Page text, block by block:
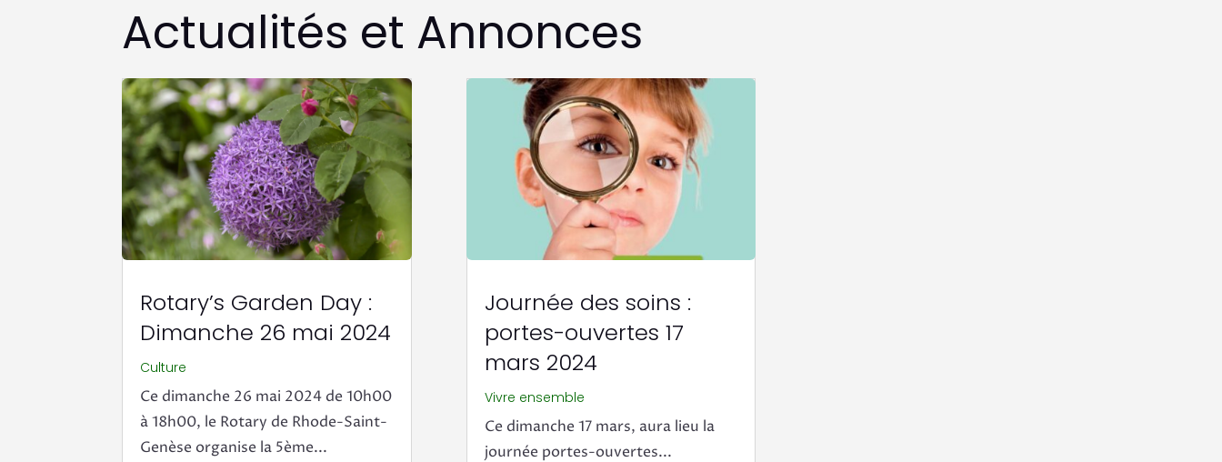
Actualités et Annonces
Rotary’s Garden Day :
Dimanche 26 mai 2024
Culture
Ce dimanche 26 mai 2024 de 10h00
à 18h00, le Rotary de Rhode-Saint-
Genèse organise la 5ème...
Journée des soins :
portes-ouvertes 17
mars 2024
Vivre ensemble
Ce dimanche 17 mars, aura lieu la
journée portes-ouvertes...